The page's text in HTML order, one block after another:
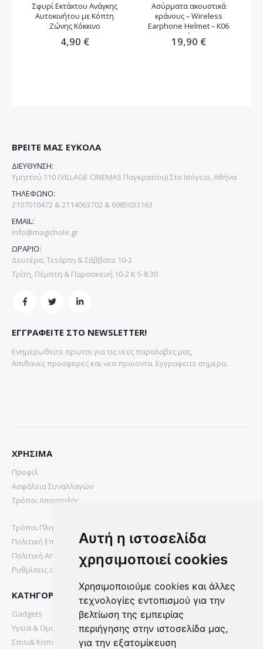
Αυτή η ιστοσελίδα
χρησιμοποιεί cookies
Χρησιμοποιούμε cookies και άλλες
τεχνολογίες εντοπισμού για την
βελτίωση της εμπειρίας
περιήγησης στην ιστοσελίδα μας,
για την εξατομίκευση
Σφυρί Εκτάκτου Ανάγκης
Αυτοκινήτου με Κόπτη
Ζώνης Κόκκινο
4,90 €
Ασύρματα ακουστικά
κράνους – Wireless
Earphone Helmet – K06
μαύρο
19,90 €
ΒΡΕΙΤΕ ΜΑΣ ΕΥΚΟΛΑ
ΔΙΕΥΘΥΝΣΗ:
Υμηττού 110 (VILLAGE CINEMAS Παγκρατίου) Στο Ισόγειο, Αθήνα
ΤΗΛΕΦΩΝΟ:
2107010472 & 2114063702 & 6985033163
EMAIL:
info@magichole.gr
ΩΡΑΡΙΟ:
Δευτέρα, Τετάρτη & Σάββατο 10-2
Τρίτη, Πέμπτη & Παρασκευή 10-2 Κ 5-8.30
ΕΓΓΡΑΦΕΙΤΕ ΣΤΟ NEWSLETTER!
Ενημερωθειτε πρωτοι για τις νεες παραλαβες μας,
Απιθανες προσφορες και νεα προιοντα. Εγγραφειτε σημερα.
ΧΡΗΣΙΜΑ
Προφιλ
Ασφάλεια Συναλλαγών
Τρόποι Αποστολής
Τρόποι Πληρωμής
Πολιτική Επιστροφών
Πολιτική Απορρήτου
Ρυθμίσεις cookies
ΚΑΤΗΓΟΡΙΕΣ
Gadgets
Υγεια & Ομορφια
Σπιτι& Κηπος